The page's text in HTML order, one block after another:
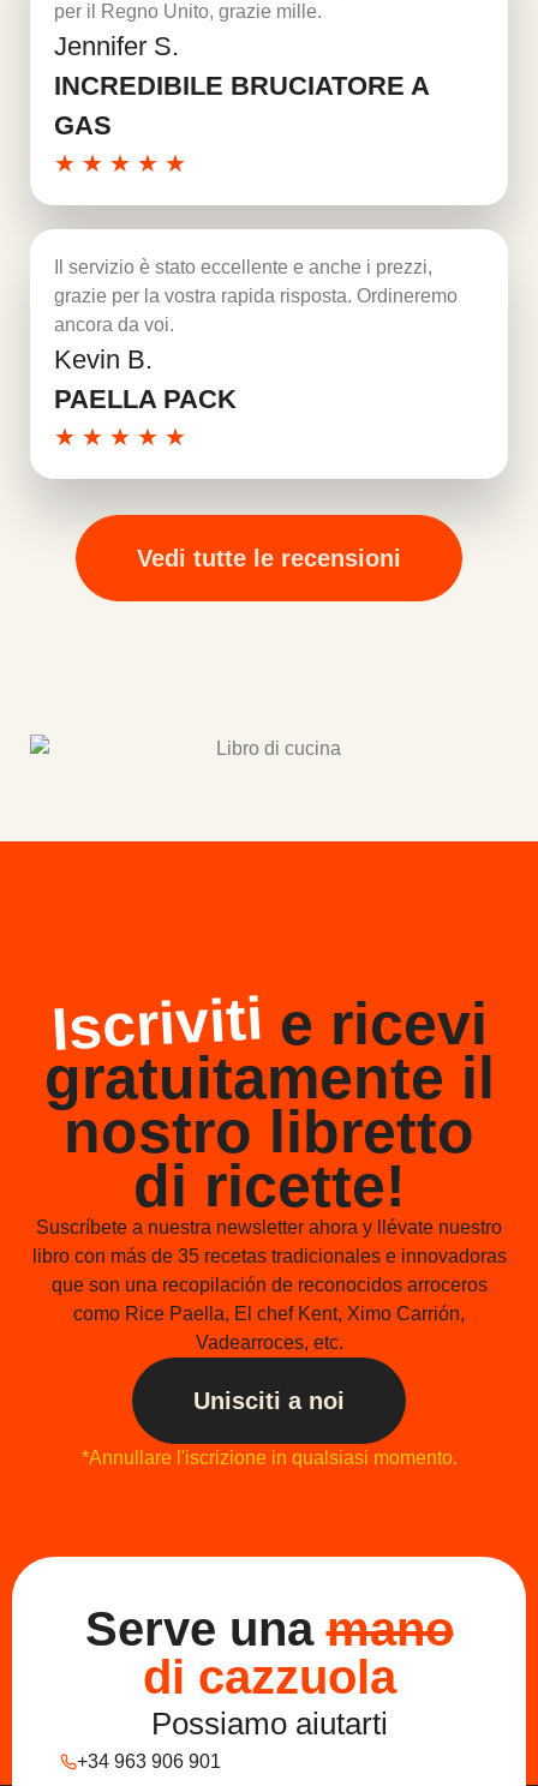
per il Regno Unito, grazie mille.
Jennifer S.
INCREDIBILE BRUCIATORE A
GAS
★ ★ ★ ★ ★
Il servizio è stato eccellente e anche i prezzi,
grazie per la vostra rapida risposta. Ordineremo
ancora da voi.
Kevin B.
PAELLA PACK
★ ★ ★ ★ ★
Vedi tutte le recensioni
Iscriviti e ricevi
gratuitamente il
nostro libretto
di ricette!
Suscríbete a nuestra newsletter ahora y llévate nuestro
libro con más de 35 recetas tradicionales e innovadoras
que son una recopilación de reconocidos arroceros
como Rice Paella, El chef Kent, Ximo Carrión,
Vadearroces, etc.
Unisciti a noi
*Annullare l'iscrizione in qualsiasi momento.
Serve unamano
di cazzuola
Possiamo aiutarti
+34 963 906 901